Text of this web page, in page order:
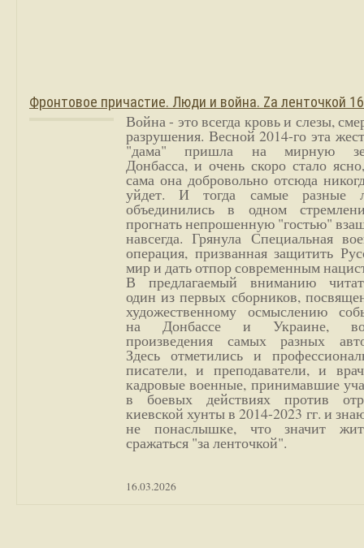
Фронтовое причастие. Люди и война. Zа ленточкой
Война - это всегда кровь и слезы,
разрушения. Весной 2014-го эта
"дама" пришла на мирную
Донбасса, и очень скоро стало
сама она добровольно отсюда
уйдет. И тогда самые разные
объединились в одном
прогнать непрошенную "гостью"
навсегда. Грянула Специальная
операция, призванная защитить
мир и дать отпор современным
В предлагаемый вниманию
один из первых сборников,
художественному осмыслению
на Донбассе и Украине,
произведения самых разных
Здесь отметились и
писатели, и преподаватели, и
кадровые военные, принимавшие
в боевых действиях против
киевской хунты в 2014-2023 гг. и
не понаслышке, что значит
сражаться "за ленточкой".
16.03.2026